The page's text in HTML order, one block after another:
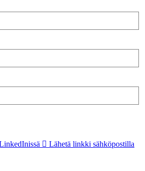
Lähetä linkki sähköpostilla